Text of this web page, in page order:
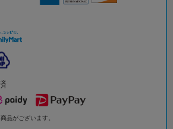
品がございます。